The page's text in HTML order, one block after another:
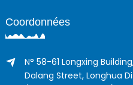
Coordonnées
N° 58-61 Longxing
Dalang Street, Longhua